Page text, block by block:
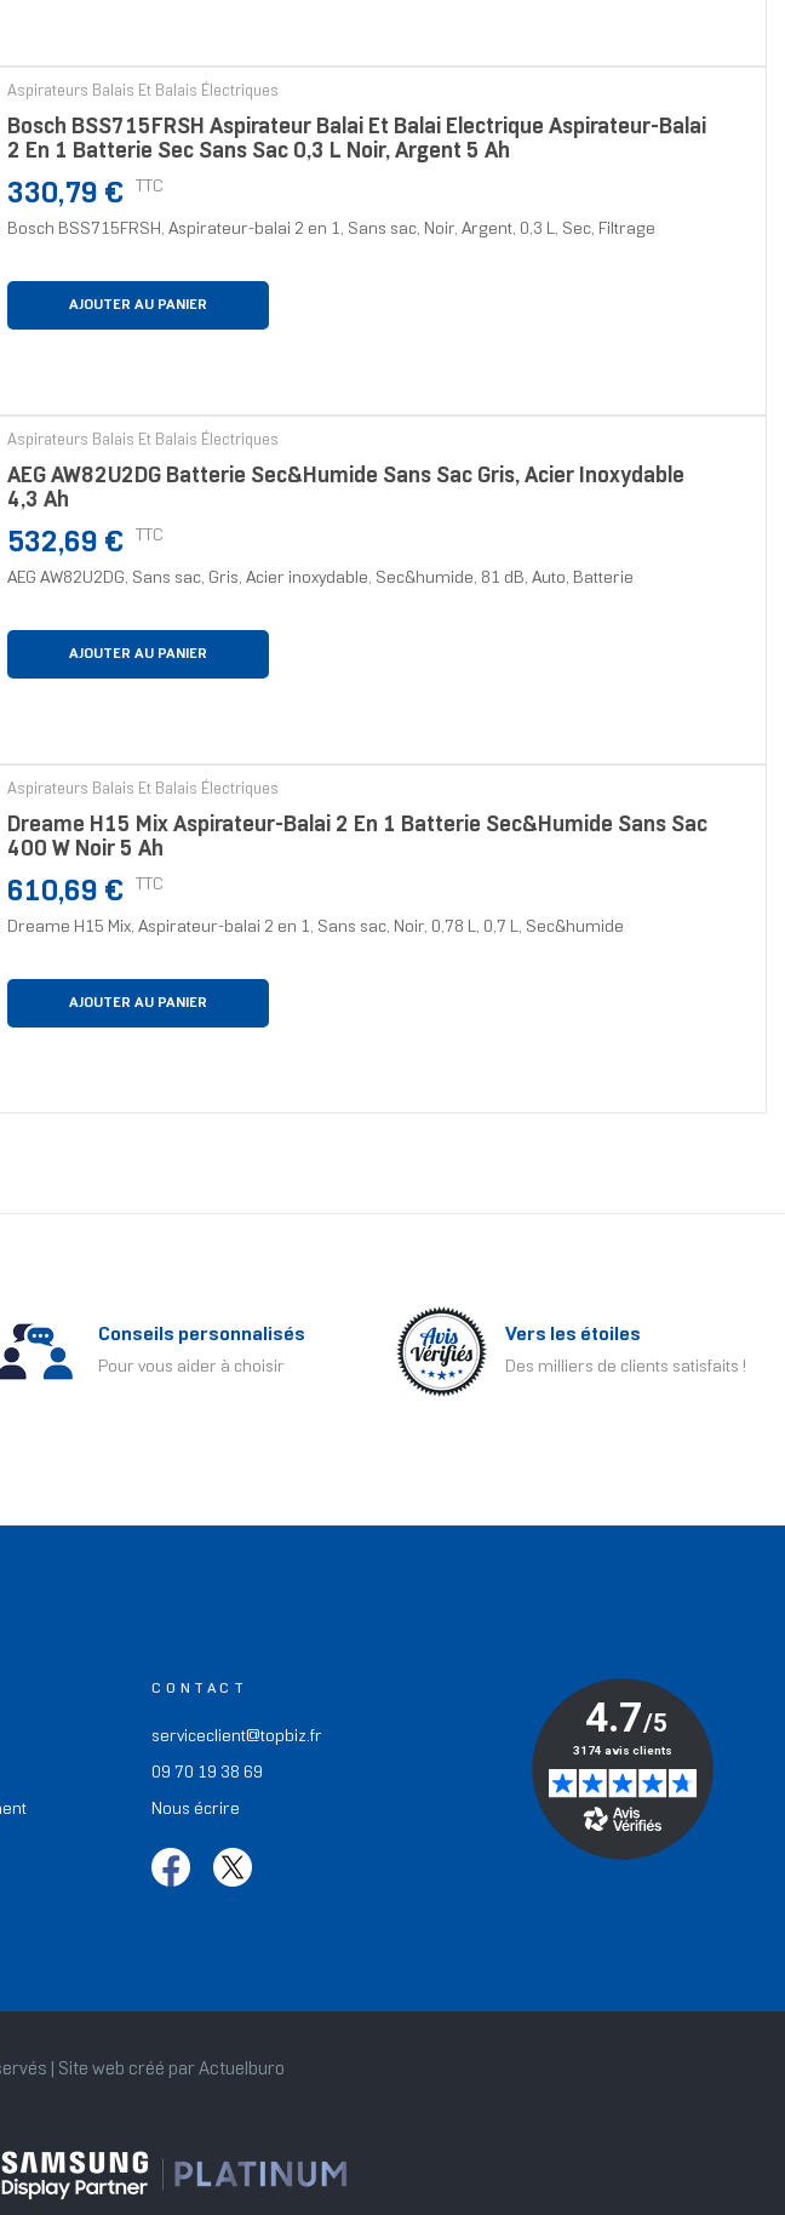
Aspirateurs Balais Et Balais Électriques
Bosch BSS715FRSH Aspirateur Balai Et Balai Électrique Aspirateur-Balai
2 En 1 Batterie Sec Sans Sac 0,3 L Noir, Argent 5 Ah
Prix
330,79 € TTC
Bosch BSS715FRSH, Aspirateur-balai 2 en 1, Sans sac, Noir, Argent, 0,3 L, Sec, Filtrage
AJOUTER AU PANIER
Aspirateurs Balais Et Balais Électriques
AEG AW82U2DG Batterie Sec&humide Sans Sac Gris, Acier Inoxydable
4,3 Ah
Prix
532,69 € TTC
AEG AW82U2DG, Sans sac, Gris, Acier inoxydable, Sec&humide, 81 dB, Auto, Batterie
AJOUTER AU PANIER
Aspirateurs Balais Et Balais Électriques
Dreame H15 Mix Aspirateur-Balai 2 En 1 Batterie Sec&humide Sans Sac
400 W Noir 5 Ah
Prix
610,69 € TTC
Dreame H15 Mix, Aspirateur-balai 2 en 1, Sans sac, Noir, 0,78 L, 0,7 L, Sec&humide
AJOUTER AU PANIER
Conseils personnalisés
Pour vous aider à choisir
Vers les étoiles
Des milliers de clients satisfaits !
CONTACT
serviceclient@topbiz.fr
09 70 19 38 69
Nous écrire
| Site web créé par Actuelburo